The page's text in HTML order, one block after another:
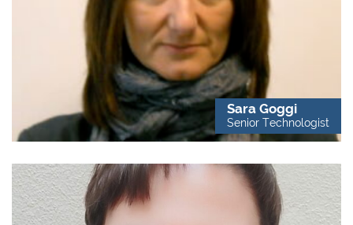
Sara Goggi
Senior Technologist